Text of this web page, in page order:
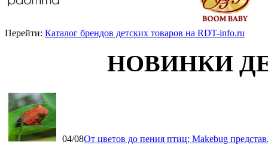
Перейти: Каталог брендов детских товаров на RDT-info.ru
НОВИНКИ
04/08От цветов до пения птиц: Makebug